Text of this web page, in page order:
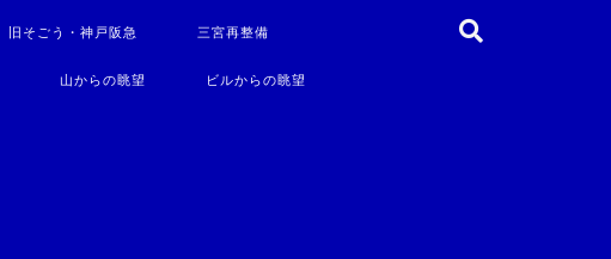
旧そごう・神戸阪急 三宮再整備
山からの眺望 ビルからの眺望